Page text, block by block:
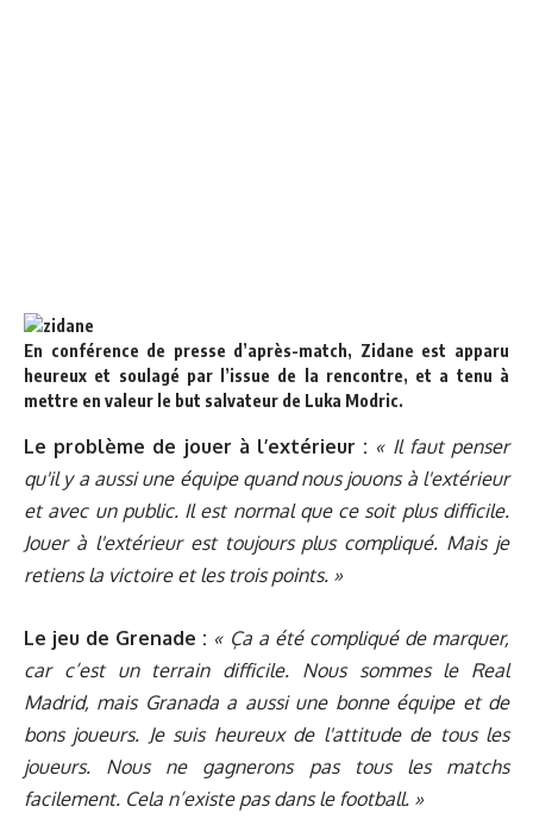
En conférence de presse d’après-match, Zidane est apparu
heureux et soulagé par l’issue de la rencontre, et a tenu à
mettre en valeur le but salvateur de Luka Modric.
Le problème de jouer à l’extérieur : « Il faut penser
qu'il y a aussi une équipe quand nous jouons à l'extérieur
et avec un public. Il est normal que ce soit plus difficile.
Jouer à l'extérieur est toujours plus compliqué. Mais je
retiens la victoire et les trois points. »
Le jeu de Grenade : « Ça a été compliqué de marquer,
car c’est un terrain difficile. Nous sommes le Real
Madrid, mais Granada a aussi une bonne équipe et de
bons joueurs. Je suis heureux de l'attitude de tous les
joueurs. Nous ne gagnerons pas tous les matchs
facilement. Cela n’existe pas dans le football. »